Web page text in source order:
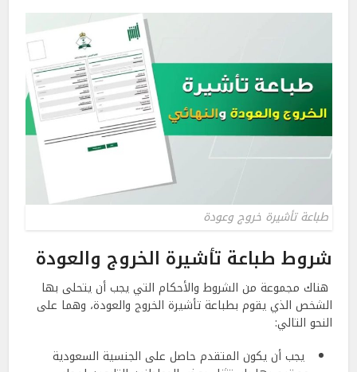
طباعة تأشيرة خروج وعودة
شروط طباعة تأشيرة الخروج والعودة
هناك مجموعة من الشروط والأحكام التي يجب أن يتحلى بها
الشخص الذي يقوم بطباعة تأشيرة الخروج والعودة، وهما على
النحو التالي:
يجب أن يكون المتقدم حاصل على الجنسية السعودية